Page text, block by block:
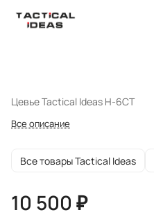
Цевье Tactical Ideas Н-6СТ
Все описание
Все товары Tactical Ideas
10 500 ₽